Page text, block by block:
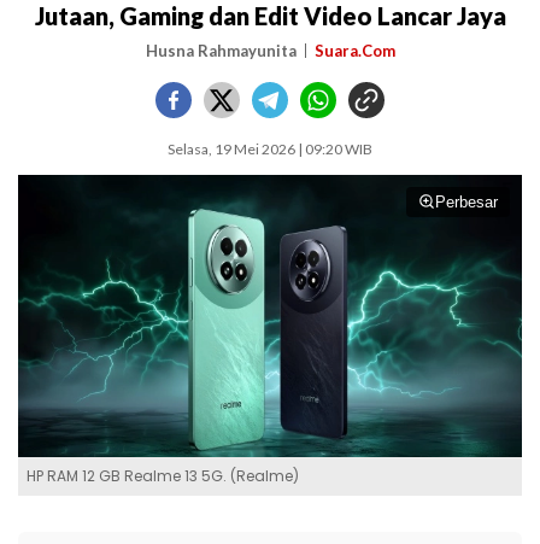
Jutaan, Gaming dan Edit Video Lancar Jaya
Husna Rahmayunita Suara.Com
Selasa, 19 Mei 2026 | 09:20 WIB
Perbesar
HP RAM 12 GB Realme 13 5G. (Realme)